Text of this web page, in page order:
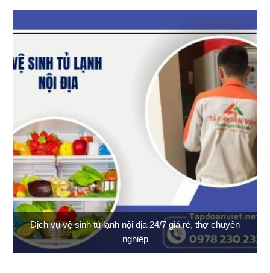
Dịch vụ vệ sinh tủ lạnh nội địa 24/7 giá rẻ, thợ chuyên
nghiệp